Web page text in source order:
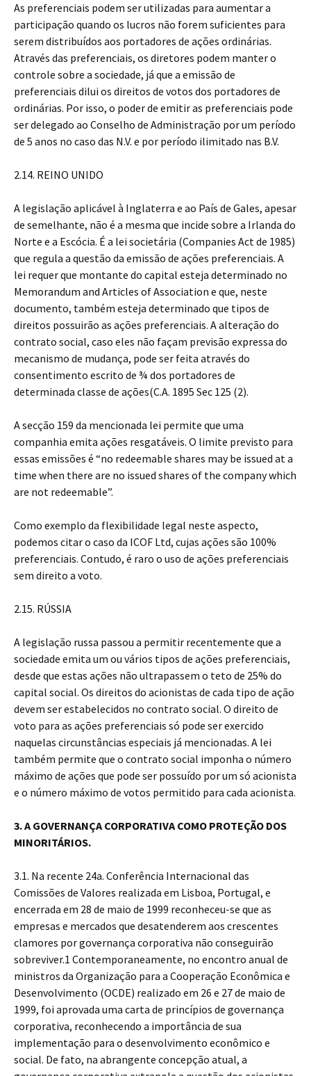
As preferenciais podem ser utilizadas para aumentar a
participação quando os lucros não forem suficientes para
serem distribuídos aos portadores de ações ordinárias.
Através das preferenciais, os diretores podem manter o
controle sobre a sociedade, já que a emissão de
preferenciais dilui os direitos de votos dos portadores de
ordinárias. Por isso, o poder de emitir as preferenciais pode
ser delegado ao Conselho de Administração por um período
de 5 anos no caso das N.V. e por período ilimitado nas B.V.
2.14. REINO UNIDO
A legislação aplicável à Inglaterra e ao País de Gales, apesar
de semelhante, não é a mesma que incide sobre a Irlanda do
Norte e a Escócia. É a lei societária (Companies Act de 1985)
que regula a questão da emissão de ações preferenciais. A
lei requer que montante do capital esteja determinado no
Memorandum and Articles of Association e que, neste
documento, também esteja determinado que tipos de
direitos possuirão as ações preferenciais. A alteração do
contrato social, caso eles não façam previsão expressa do
mecanismo de mudança, pode ser feita através do
consentimento escrito de ¾ dos portadores de
determinada classe de ações(C.A. 1895 Sec 125 (2).
A secção 159 da mencionada lei permite que uma
companhia emita ações resgatáveis. O limite previsto para
essas emissões é “no redeemable shares may be issued at a
time when there are no issued shares of the company which
are not redeemable”.
Como exemplo da flexibilidade legal neste aspecto,
podemos citar o caso da ICOF Ltd, cujas ações são 100%
preferenciais. Contudo, é raro o uso de ações preferenciais
sem direito a voto.
2.15. RÚSSIA
A legislação russa passou a permitir recentemente que a
sociedade emita um ou vários tipos de ações preferenciais,
desde que estas ações não ultrapassem o teto de 25% do
capital social. Os direitos do acionistas de cada tipo de ação
devem ser estabelecidos no contrato social. O direito de
voto para as ações preferenciais só pode ser exercido
naquelas circunstâncias especiais já mencionadas. A lei
também permite que o contrato social imponha o número
máximo de ações que pode ser possuído por um só acionista
e o número máximo de votos permitido para cada acionista.
3. A GOVERNANÇA CORPORATIVA COMO PROTEÇÃO DOS
MINORITÁRIOS.
3.1. Na recente 24a. Conferência Internacional das
Comissões de Valores realizada em Lisboa, Portugal, e
encerrada em 28 de maio de 1999 reconheceu-se que as
empresas e mercados que desatenderem aos crescentes
clamores por governança corporativa não conseguirão
sobreviver.1 Contemporaneamente, no encontro anual de
ministros da Organização para a Cooperação Econômica e
Desenvolvimento (OCDE) realizado em 26 e 27 de maio de
1999, foi aprovada uma carta de princípios de governança
corporativa, reconhecendo a importância de sua
implementação para o desenvolvimento econômico e
social. De fato, na abrangente concepção atual, a